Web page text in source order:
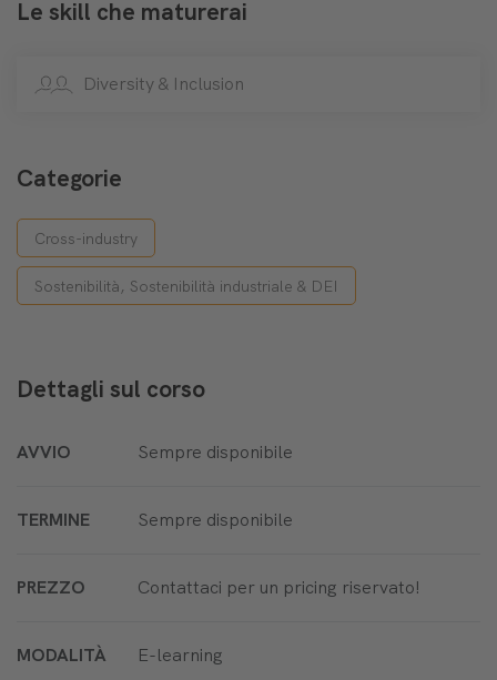
Le skill che maturerai
Diversity & Inclusion
Categorie
Cross-industry
Sostenibilità, Sostenibilità industriale & DEI
Dettagli sul corso
AVVIO Sempre disponibile
TERMINE Sempre disponibile
PREZZO Contattaci per un pricing riservato!
MODALITÀ E-learning